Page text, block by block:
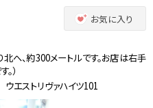
お気に入り
北へ、約300メートルです。お店は右手
）
エストリヴァハイツ101